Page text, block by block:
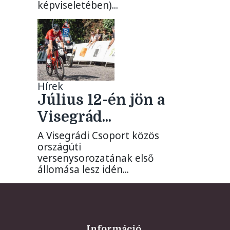
képviseletében)...
Hírek
Július 12-én jön a
Visegrád...
A Visegrádi Csoport közös
országúti
versenysorozatának első
állomása lesz idén...